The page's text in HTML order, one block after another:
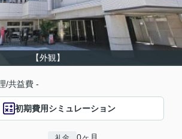
【外観】
/共益費 -
初期費用シミュレーション